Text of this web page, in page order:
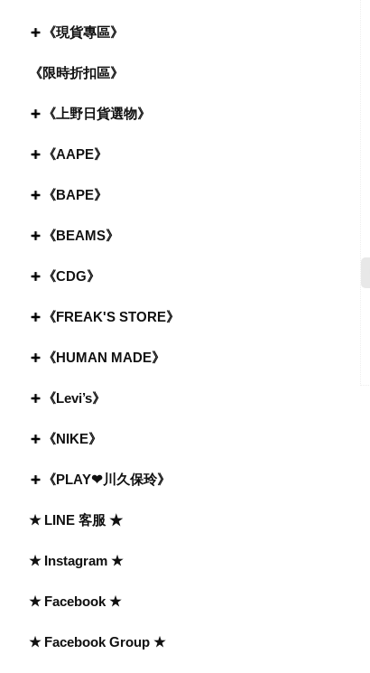
《現貨專區》
《限時折扣區》
《上野日貨選物》
《AAPE》
《BAPE》
《BEAMS》
《CDG》
《FREAK'S STORE》
《HUMAN MADE》
《Levi’s》
《NIKE》
《PLAY❤川久保玲》
★ LINE 客服 ★
★ Instagram ★
★ Facebook ★
★ Facebook Group ★